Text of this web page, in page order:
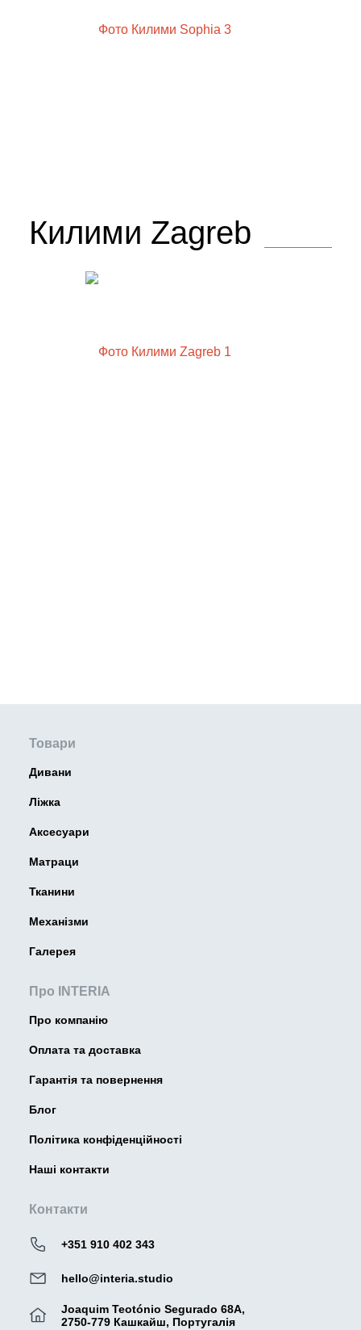
Килими Zagreb
Товари
Дивани
Ліжка
Аксесуари
Матраци
Тканини
Механізми
Галерея
Про INTERIA
Про компанію
Оплата та доставка
Гарантія та повернення
Блог
Політика конфіденційності
Наші контакти
Контакти
+351 910 402 343
hello@interia.studio
Joaquim Teotónio Segurado 68A,
2750-779 Кашкайш, Португалія